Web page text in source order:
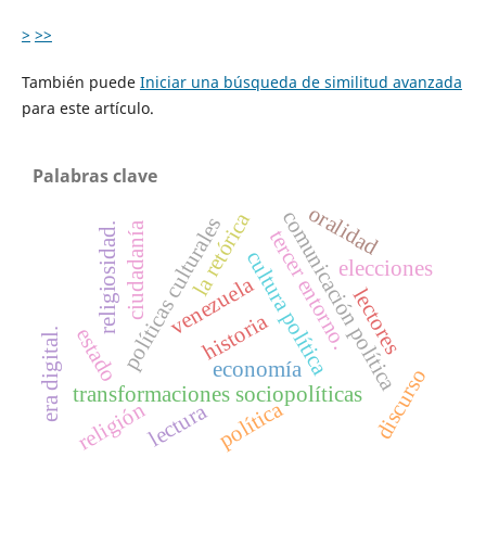
> >>
También puede Iniciar una búsqueda de similitud avanzada
para este artículo.
Palabras clave
cultura política
transformaciones sociopolíticas
venezuela comunicación política
políticas culturaleseconomía
política
historia
discurso
estado
ciudadanía
era digital.
la retórica elecciones
religión
religiosidad. tercer entorno.
lectura
lectores
oralidad